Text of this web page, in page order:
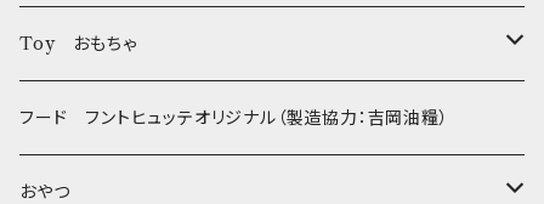
フントヒュッテオリジナル Gold
Sサイズ(テープ幅1.5cm) _ 首輪&リードセット
Sサイズ(テープ幅1.5cm) _ ハーネス&リードセット
フントヒュッテオリジナル Silver(販売終了)
Collar & Leash - XS（超小型犬・幼犬用）
フントヒュッテオリジナル Woven
Toy おもちゃ
たまごちゃん
BESTEVER / ベストエバー
フード フントヒュッテオリジナル（製造協力：吉岡油糧）
おやつ